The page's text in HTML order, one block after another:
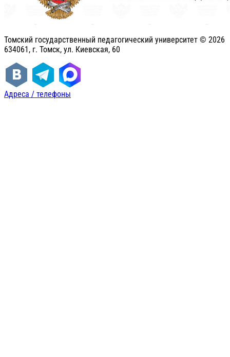
Томский государственный педагогический университет © 2026
634061, г. Томск, ул. Киевская, 60
Адреса / телефоны